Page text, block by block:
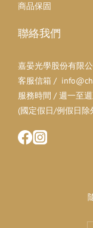
商品保固
聯絡我們
嘉晏光學股份有限
客服信箱 /
服務時間 / 週一至
(國定假日/例假日除